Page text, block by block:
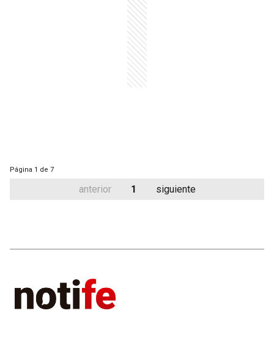
Página 1 de 7
anterior 1 siguiente